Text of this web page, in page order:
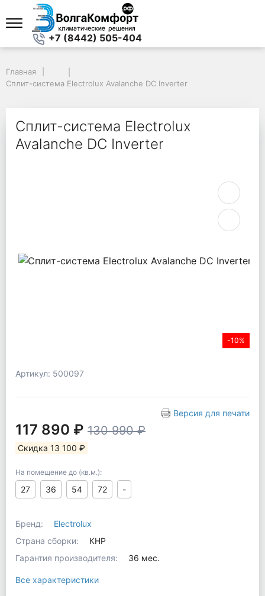
+7 (8442) 505-404
Сплит-система Electrolux Avalanche DC Inverter
Главная
Сплит-система Electrolux Avalanche DC Inverter
Сплит-система Electrolux
Avalanche DC Inverter
-10%
Артикул: 500097
Версия для печати
117 890 ₽ 130 990 ₽
Скидка 13 100 ₽
На помещение до (кв.м.):
27 36 54 72 -
Бренд:
Electrolux
Страна сборки:
КНР
Гарантия производителя:
36 мес.
Все характеристики